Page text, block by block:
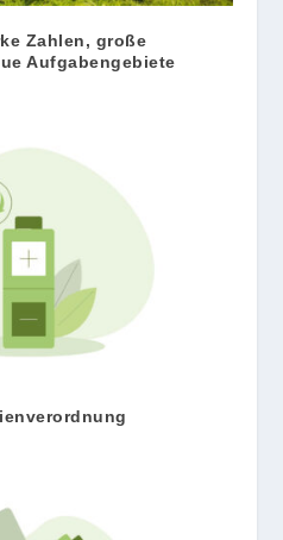
Zahlen, große
Aufgabengebiete